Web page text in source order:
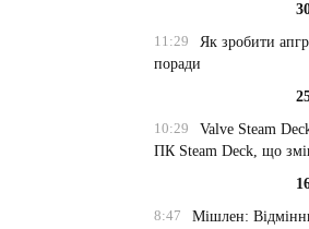
11:29
Як зробити
поради
10:29
Valve Steam
ПК Steam Deck, що
8:47
Мішлен: